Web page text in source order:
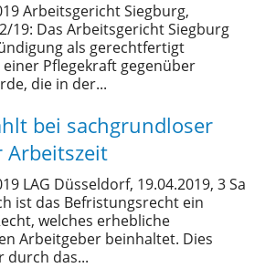
Arbeitsgericht Siegburg,
19: Das Arbeitsgericht Siegburg
als gerechtfertigt
Pflegekraft gegenüber
die in der...
bei sachgrundloser
Arbeitszeit
LAG Düsseldorf, 19.04.2019, 3 Sa
ist das Befristungsrecht ein
welches erhebliche
Arbeitgeber beinhaltet. Dies
durch das...